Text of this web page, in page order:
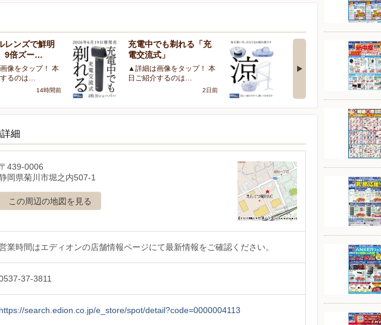
レンズで鮮明
9倍ズー…
像をタップ！ 本
するのは…
14時間前
充電中でも剃れる「充
電交流式」
▲詳細は画像をタップ！ 本
日ご紹介するのは…
2日前
おうちで楽しく涼を感
じられる、そうめ…
▲詳細は画像をタップ！ 本
日ご紹介するのは…
4日前
細
〒439-0006
岡県菊川市堀之内507-1
この周辺の地図を見る
業時間はエディオンの店舗情報ページにて最新情報をご確認ください。
37-3811
https://search.edion.co.jp/e_store/spot/detail?code=0000004113